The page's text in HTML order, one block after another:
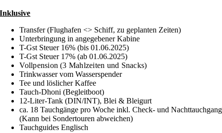
Inklusive
Transfer (Flughafen <> Schiff, zu geplanten Zeiten)
Unterbringung in angegebener Kabine
T-Gst Steuer 16% (bis 01.06.2025)
T-Gst Steuer 17% (ab 01.06.2025)
Vollpension (3 Mahlzeiten und Snacks)
Trinkwasser vom Wasserspender
Tee und löslicher Kaffee
Tauch-Dhoni (Begleitboot)
12-Liter-Tank (DIN/INT), Blei & Bleigurt
ca. 18 Tauchgänge pro Woche inkl. Check- und Nachttauchgang
(Kann bei Sondertouren abweichen)
Tauchguides Englisch